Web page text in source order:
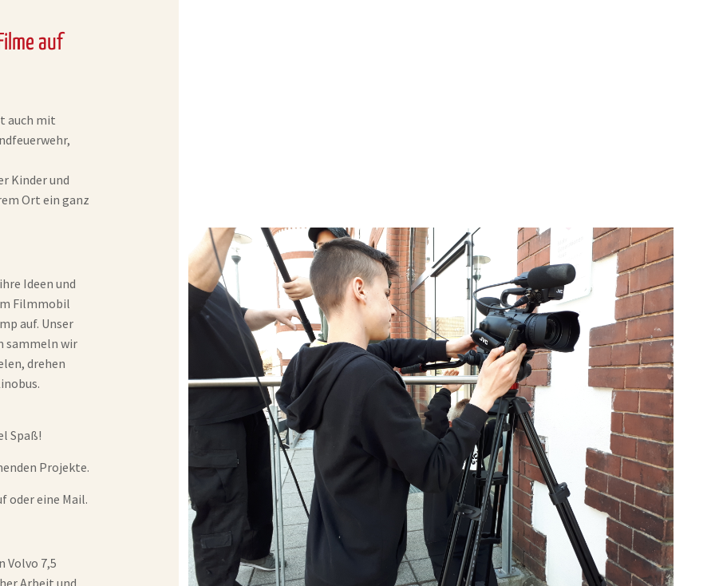
auf
auch mit
Kinder und
Ort ein ganz
Ideen und
Filmmobil
auf. Unser
sammeln wir
drehen
Spaß!
Projekte.
oder eine Mail.
Volvo 7,5
Arbeit und